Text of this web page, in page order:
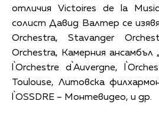
отличия Victoires de la
солист Давид Валтер се
Orchestra, Stavanger
Orchestra, Камерния ансамбъл
l`Orchestre d`Auvergne,
Toulouse, Литовска
l`OSSDRE – Монтевидео, и др.